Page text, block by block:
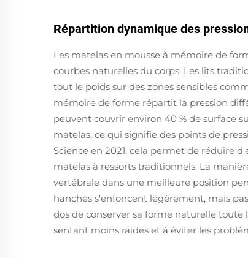
Répartition dynamique des
Les matelas en mousse à mémoire de
courbes naturelles du corps. Les lits
tout le poids sur des zones sensibles
mémoire de forme répartit la pression
peuvent couvrir environ 40 % de surface
matelas, ce qui signifie des points de
Science en 2021, cela permet de réduire
matelas à ressorts traditionnels. La
vertébrale dans une meilleure position
hanches s'enfoncent légèrement, mais
dos de conserver sa forme naturelle toute
sentant moins raides et à éviter les